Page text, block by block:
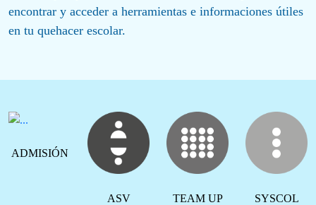
encontrar y acceder a herramientas e informaciones útiles
en tu quehacer escolar.
ADMISIÓN
ASV TEAM UP SYSCOL